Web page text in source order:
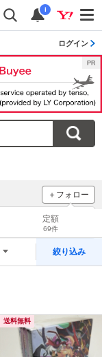
i
ログイン
＋フォロー
ブランドをフォロー
をチェック！
定額
69件
絞り込み
送料無料